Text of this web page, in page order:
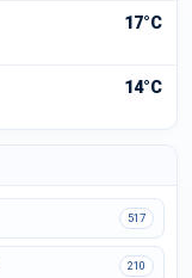
17°C
14°C
517
210